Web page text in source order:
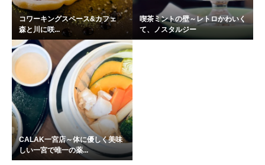
コワーキングスペース&カフェ
森と川に咲...
喫茶ミントの壁～レトロかわいく
て、ノスタルジー
CALAK一宮店～体に優しく美味
しい一宮で唯一の薬...